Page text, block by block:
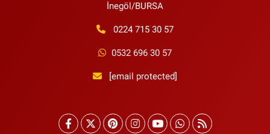
İnegöl/BURSA
0224 715 30 57
0532 696 30 57
[email protected]